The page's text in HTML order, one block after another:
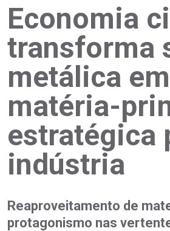
Economia
transforma
metálica em
matéria-
estratégica
indústria
Reaproveitamento de
protagonismo nas